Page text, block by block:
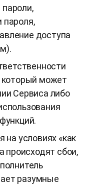
пароля,
доступа
который может
Сервиса либо
на условиях «как
происходят сбои,
разумные